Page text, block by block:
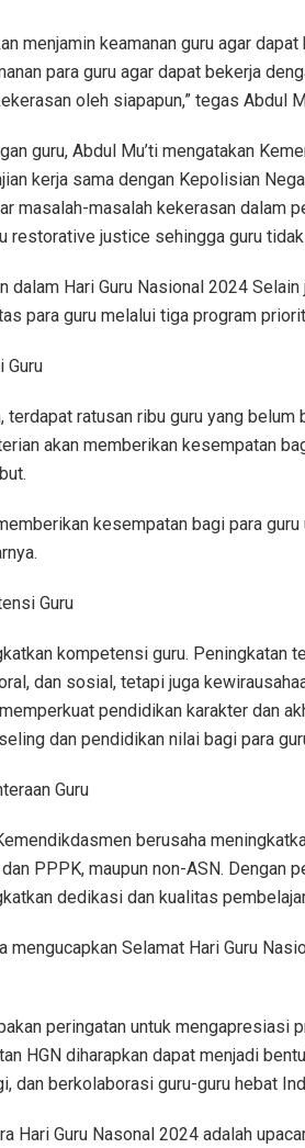
menjamin keamanan guru agar
para guru agar dapat bekerja
oleh siapapun,” tegas Abdul
guru, Abdul Mu’ti mengatakan
kerja sama dengan Kepolisian
masalah-masalah kekerasan dalam
restorative justice sehingga guru
dalam Hari Guru Nasional 2024
para guru melalui tiga program
Guru
terdapat ratusan ribu guru yang
akan memberikan kesempatan
kesempatan bagi para
Guru
kompetensi guru. Peningkatan
dan sosial, tetapi juga
pendidikan karakter dan
dan pendidikan nilai bagi para
Guru
berusaha
PPPK, maupun non-ASN. Dengan
dedikasi dan kualitas
mengucapkan Selamat Hari Guru
peringatan untuk mengapresiasi
HGN diharapkan dapat menjadi
dan berkolaborasi guru-guru hebat
Hari Guru Nasonal 2024 adalah